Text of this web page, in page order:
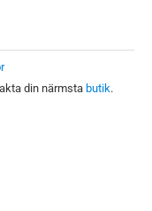
din närmsta butik.